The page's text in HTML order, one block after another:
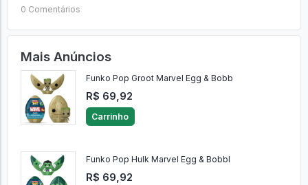
0 Comentários
Mais Anúncios
Funko Pop Groot Marvel Egg & Bobb
R$ 69,92
Carrinho
Funko Pop Hulk Marvel Egg & Bobbl
R$ 69,92